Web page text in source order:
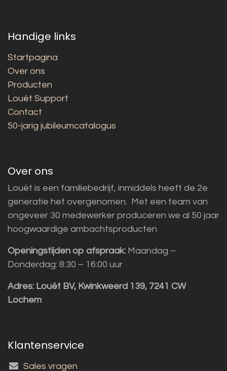
Handige links
Startpagina
Over ons
Producten
Louët Support
Contact
50-jarig jubileumcatalogus
Over ons
Louët is een familiebedrijf, inmiddels heeft de 2e
generatie het overgenomen. Met een team van
ongeveer 30 medewerker produceren we al 50 jaar
hoogwaardige ambachtsproducten
Openingstijden op afspraak: Maandag –
Donderdag: 8:30 – 16:00 uur
Adres: Louët BV, Kwinkweerd 139, 7241 CW
Lochem
Klantenservice
Sales vragen